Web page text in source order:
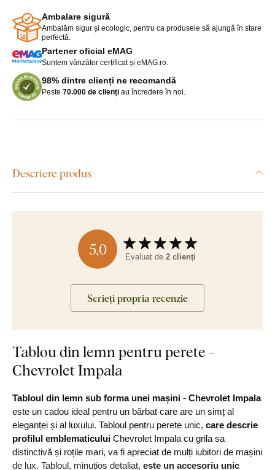
Ambalare sigură
Ambalăm sigur și ecologic, pentru ca produsele să ajungă în stare
perfectă.
Partener oficial eMAG
Suntem vânzător certificat și eMAG.ro.
98% dintre clienți ne recomandă
Peste 70.000 de clienți au încredere în noi.
Descriere produs
5,0 Evaluat de 2 clienți
Scrieți propria recenzie
Tablou din lemn pentru perete -
Chevrolet Impala
Tabloul din lemn sub forma unei mașini - Chevrolet Impala
este un cadou ideal pentru un bărbat care are un simț al
eleganței și al luxului. Tabloul pentru perete unic, care descrie
profilul emblematicului Chevrolet Impala cu grila sa
distinctivă și roțile mari, va fi apreciat de mulți iubitori de mașini
de lux. Tabloul, minuțios detaliat, este un accesoriu unic